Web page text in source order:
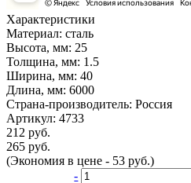
Характеристики
Материал: сталь
Высота, мм: 25
Толщина, мм: 1.5
Ширина, мм: 40
Длина, мм: 6000
Страна-производитель: Россия
Артикул: 4733
212 руб.
265 руб.
(Экономия в цене - 53 руб.)
-